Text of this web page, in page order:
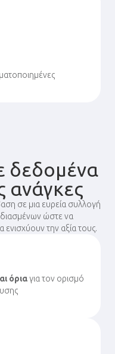
δεδομένα
ανάγκες
σε μια ευρεία συλλογή
ώστε να
την αξία τους.
όριαγια τον ορισμό